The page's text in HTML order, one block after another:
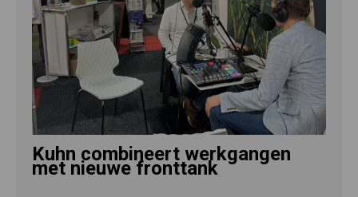
Kuhn combineert werkgangen
met nieuwe fronttank